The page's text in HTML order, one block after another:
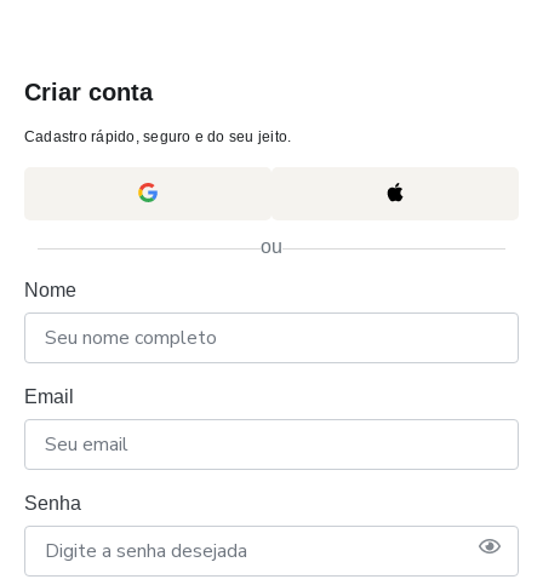
Criar conta
Cadastro rápido, seguro e do seu jeito.
ou
Nome
Email
Senha